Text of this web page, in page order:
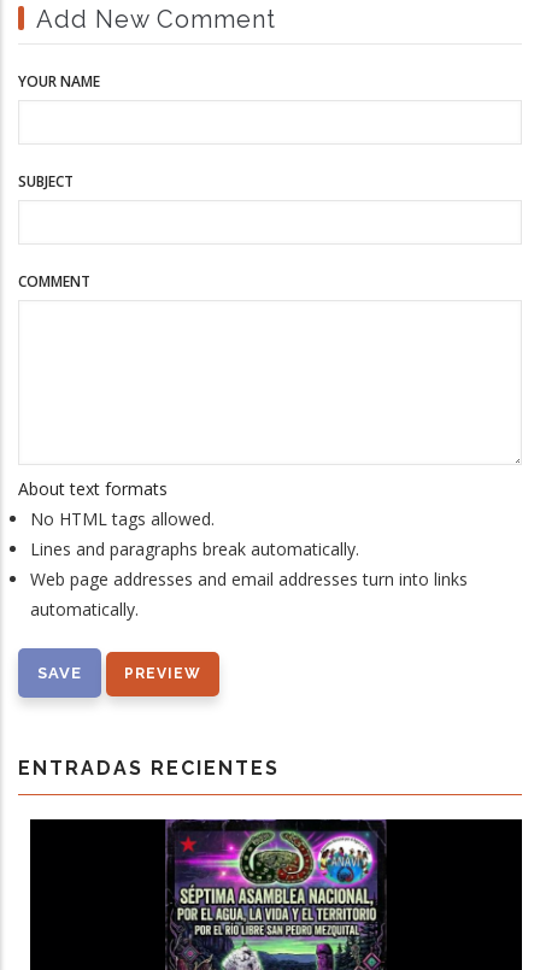
Add New Comment
YOUR NAME
SUBJECT
COMMENT
About text formats
No HTML tags allowed.
Lines and paragraphs break automatically.
Web page addresses and email addresses turn into links
automatically.
ENTRADAS RECIENTES